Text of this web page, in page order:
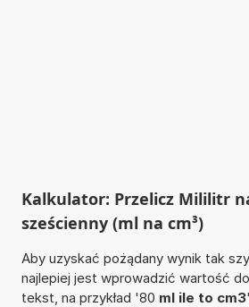
Kalkulator: Przelicz Mililitr
sześcienny (ml na cm³)
Aby uzyskać pożądany wynik tak
najlepiej jest wprowadzić wartość
tekst, na przykład '80 ml ile to cm3